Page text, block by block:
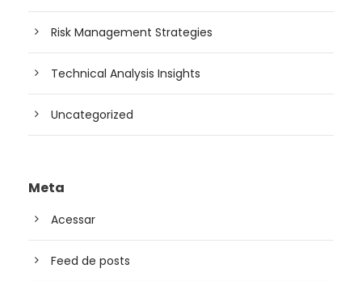
Risk Management Strategies
Technical Analysis Insights
Uncategorized
Meta
Acessar
Feed de posts